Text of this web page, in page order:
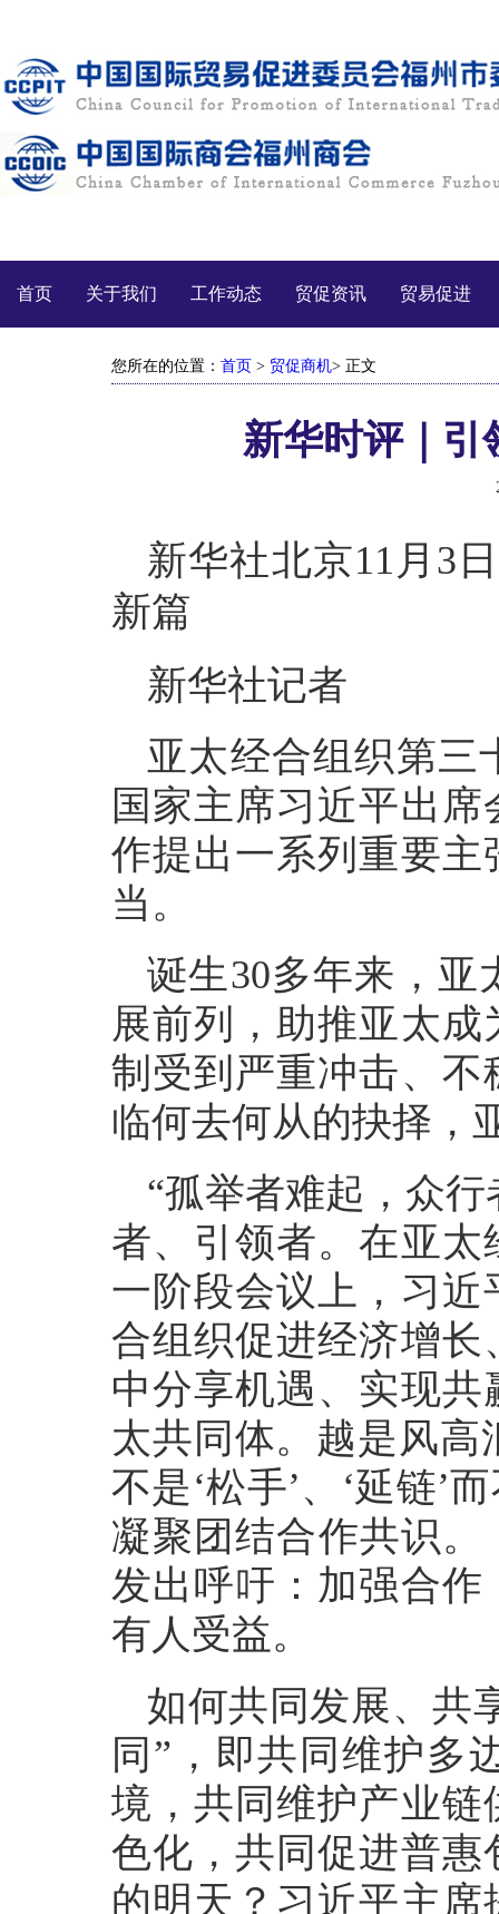
首页 关于我们 工作动态 贸促资讯 贸易促进
您所在的位置： 首页 > 贸促商机> 正文
新华时评｜引
新华社北京11月3
新篇
新华社记者
亚太经合组织第三
国家主席习近平出
作提出一系列重要
当。
诞生30多年来，亚
展前列，助推亚太
制受到严重冲击、
临何去何从的抉择，
“孤举者难起，众
者、引领者。在亚
一阶段会议上，习
合组织促进经济增
中分享机遇、实现
太共同体。越是风高
不是‘松手’、‘延链’
凝聚团结合作共识。
发出呼吁：加强合
有人受益。
如何共同发展、共
同”，即共同维护多
境，共同维护产业
色化，共同促进普
的明天？习近平主